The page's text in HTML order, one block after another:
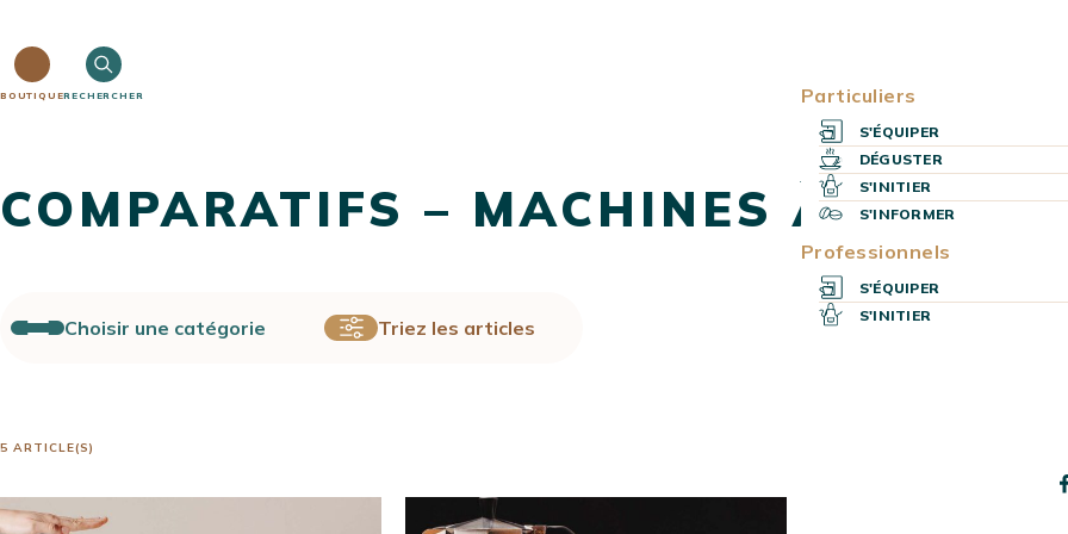
BOUTIQUERECHERCHER Particuliers
S'ÉQUIPER
DÉGUSTER
S'INITIER
S'INFORMER
Professionnels
S'ÉQUIPER
S'INITIER
COMPARATIFS – MACHINES À CAFÉ
Choisir une catégorie Triez les articles
5 ARTICLE(S)